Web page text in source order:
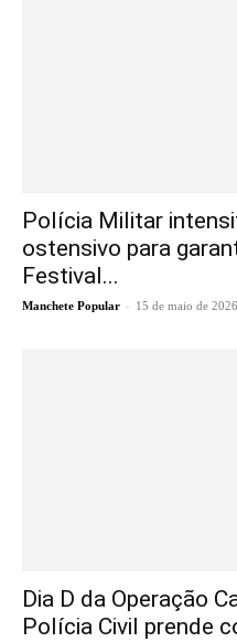
Polícia Militar
ostensivo para
Festival...
Manchete Popular - 15 de maio de 2026
Dia D da Operação
Polícia Civil prende